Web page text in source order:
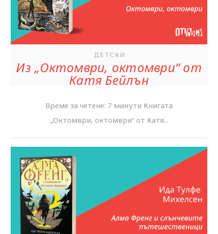
ДЕТСКИ
Из „Октомври, октомври“ от
Катя Бейлън
Време за четене: 7 минути Книгата
„Октомври, октомври“ от Катя...